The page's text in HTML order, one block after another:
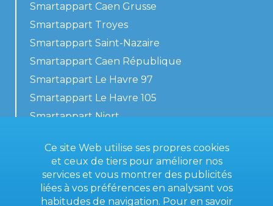
Smartappart Caen Grusse
Smartappart Troyes
Smartappart Saint-Nazaire
Smartappart Caen République
Smartappart Le Havre 97
Smartappart Le Havre 105
Smartappart Niort
Contactez-nous
Ce site Web utilise ses propres cookies
et ceux de tiers pour améliorer nos
services et vous montrer des publicités
liées à vos préférences en analysant vos
habitudes de navigation. Pour en savoir